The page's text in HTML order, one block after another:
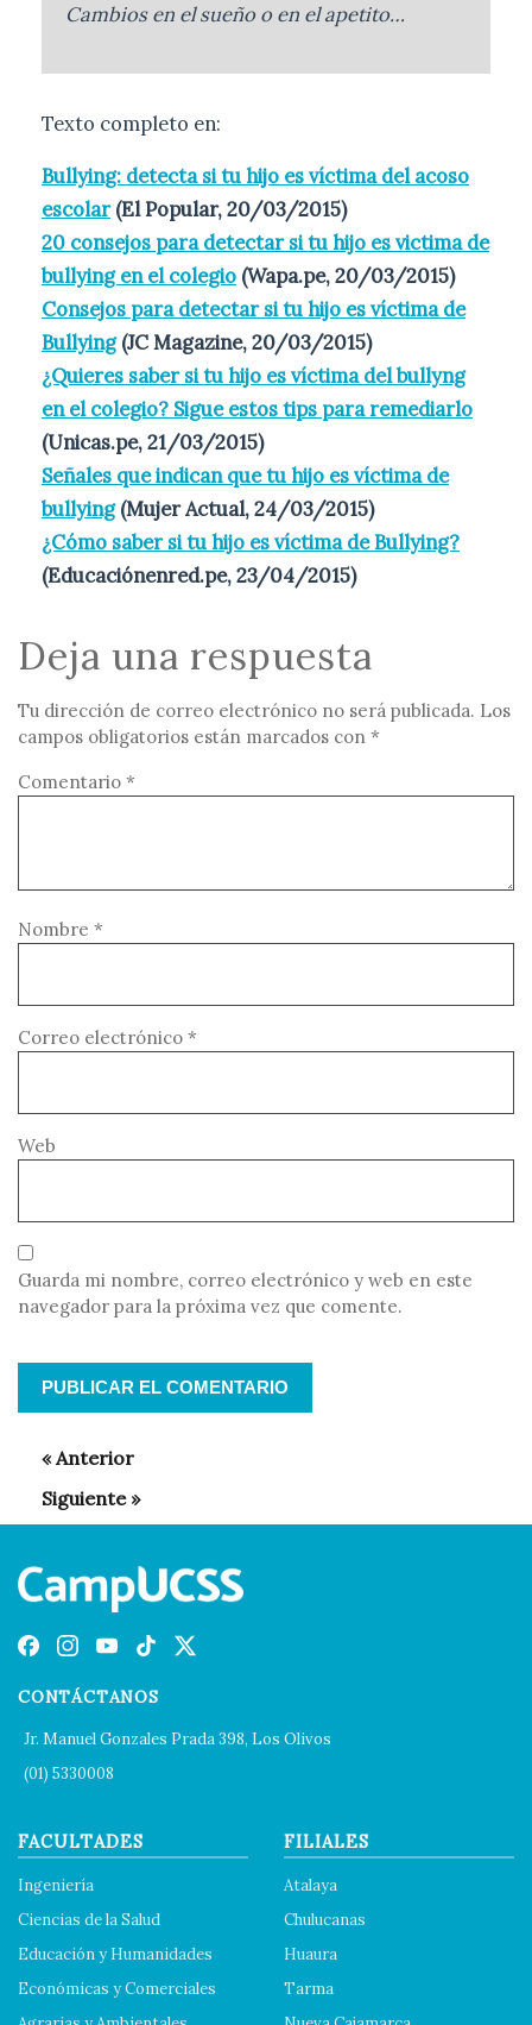
Cambios en el sueño o en el apetito…
Texto completo en:
Bullying: detecta si tu hijo es víctima del acoso
escolar(El Popular, 20/03/2015)
20 consejos para detectar si tu hijo es victima de
bullying en el colegio (Wapa.pe, 20/03/2015)
Consejos para detectar si tu hijo es víctima de
Bullying(JC Magazine, 20/03/2015)
¿Quieres saber si tu hijo es víctima del bullyng
en el colegio? Sigue estos tips para remediarlo
(Unicas.pe, 21/03/2015)
Señales que indican que tu hijo es víctima de
bullying(Mujer Actual, 24/03/2015)
¿Cómo saber si tu hijo es víctima de Bullying?
(Educaciónenred.pe, 23/04/2015)
Deja una respuesta
Tu dirección de correo electrónico no será publicada. Los
campos obligatorios están marcados con *
Comentario *
Nombre *
Correo electrónico *
Web
Guarda mi nombre, correo electrónico y web en este
navegador para la próxima vez que comente.
CONTÁCTANOS
Jr. Manuel Gonzales Prada 398, Los Olivos
(01) 5330008
FACULTADES
Ingeniería
Ciencias de la Salud
Educación y Humanidades
Económicas y Comerciales
FILIALES
Atalaya
Chulucanas
Huaura
Tarma